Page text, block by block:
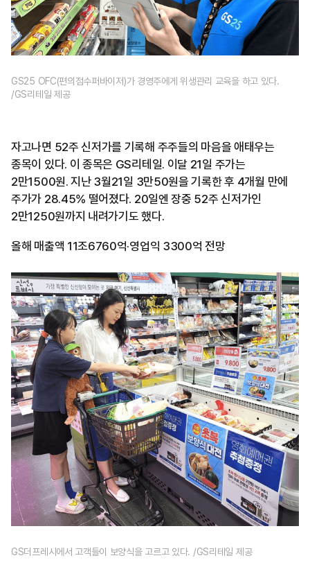
GS25 OFC(편의점수퍼바이저)가 경영주에게 위생관리 교육을 하고 있다.
/GS리테일 제공
자고나면 52주 신저가를 기록해 주주들의 마음을 애태우는
종목이 있다. 이 종목은 GS리테일. 이달 21일 주가는
2만1500원. 지난 3월21일 3만50원을 기록한 후 4개월 만에
주가가 28.45% 떨어졌다. 20일엔 장중 52주 신저가인
2만1250원까지 내려가기도 했다.
올해 매출액 11조6760억·영업익 3300억 전망
GS더프레시에서 고객들이 보양식을 고르고 있다. /GS리테일 제공